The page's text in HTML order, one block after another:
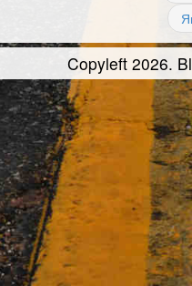
Copyleft 2026.